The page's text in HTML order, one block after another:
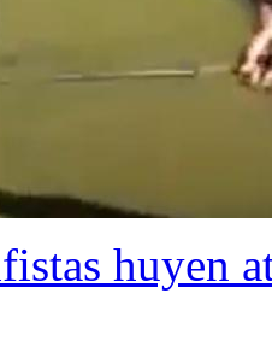
huyen